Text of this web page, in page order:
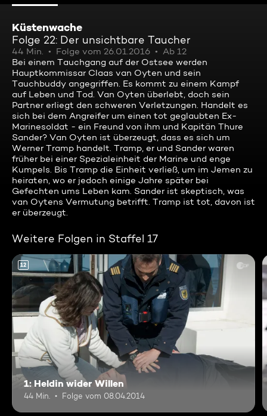
Küstenwache
Folge 22: Der unsichtbare Taucher
44 Min. Folge vom 26.01.2016
Ab 12
Bei einem Tauchgang auf der Ostsee werden
Hauptkommissar Claas van Oyten und sein
Tauchbuddy angegriffen. Es kommt zu einem Kampf
auf Leben und Tod. Van Oyten überlebt, doch sein
Partner erliegt den schweren Verletzungen. Handelt es
sich bei dem Angreifer um einen tot geglaubten Ex-
Marinesoldat - ein Freund von ihm und Kapitän Thure
Sander? Van Oyten ist überzeugt, dass es sich um
Werner Tramp handelt. Tramp, er und Sander waren
früher bei einer Spezialeinheit der Marine und enge
Kumpels. Bis Tramp die Einheit verließ, um im Jemen zu
heiraten, wo er jedoch einige Jahre später bei
Gefechten ums Leben kam. Sander ist skeptisch, was
van Oytens Vermutung betrifft. Tramp ist tot, davon ist
er überzeugt.
Weitere Folgen in Staffel 17
12
1: Heldin wider Willen
44 Min. Folge vom 08.04.2014